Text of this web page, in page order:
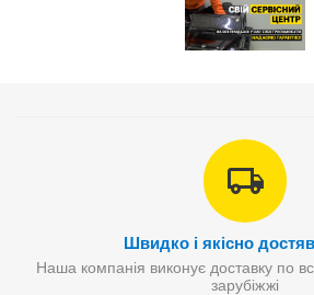
Швидко і якісно
Наша компанія виконує доставку по
зарубіжжі